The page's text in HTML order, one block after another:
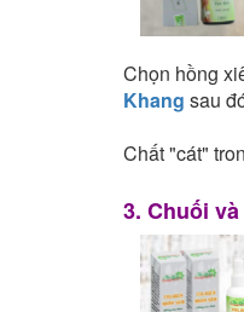
Chọn hồng
Khang sau
Chất "cát"
3. Chuối